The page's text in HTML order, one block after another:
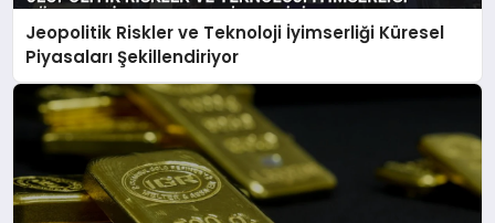
Jeopolitik Riskler ve Teknoloji İyimserliği Küresel
Piyasaları Şekillendiriyor